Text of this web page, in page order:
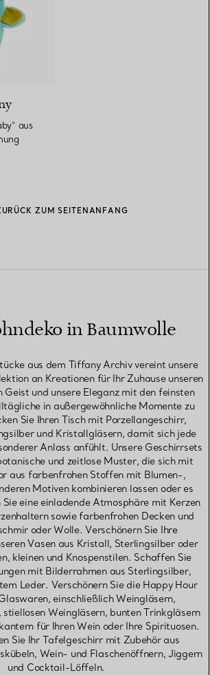
aus
ZUM SEITENANFANG
in Baumwolle
aus dem Tiffany Archiv vereint unsere
an Kreationen für Ihr Zuhause unseren
und unsere Eleganz mit den feinsten
in außergewöhnliche Momente zu
Sie Ihren Tisch mit Porzellangeschirr,
und Kristallgläsern, damit sich jede
Anlass anfühlt. Unsere Geschirrsets
und zeitlose Muster, die sich mit
aus farbenfrohen Stoffen mit Blumen-,
Motiven kombinieren lassen oder es
eine einladende Atmosphäre mit Kerzen
sowie farbenfrohen Decken und
oder Wolle. Verschönern Sie Ihre
Vasen aus Kristall, Sterlingsilber oder
kleinen und Knospenstilen. Schaffen Sie
mit Bilderrahmen aus Sterlingsilber,
Leder. Verschönern Sie die Happy Hour
einschließlich Weingläsern,
Weingläsern, bunten Trinkgläsern
für Ihren Wein oder Ihre Spirituosen.
Sie Ihr Tafelgeschirr mit Zubehör aus
Wein- und Flaschenöffnern, Jiggern
und Cocktail-Löffeln.